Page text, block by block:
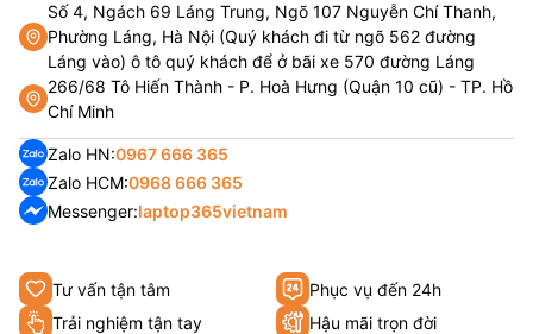
Tư vấn tận tâm
Phục vụ đến 24h
Trải nghiệm tận tay
Hậu mãi trọn đời
Số 4, Ngách 69 Láng Trung, Ngõ 107 Nguyễn Chí Thanh,
Phường Láng, Hà Nội (Quý khách đi từ ngõ 562 đường
Láng vào) ô tô quý khách để ở bãi xe 570 đường Láng
266/68 Tô Hiến Thành - P. Hoà Hưng (Quận 10 cũ) - TP. Hồ
Chí Minh
Zalo HN:0967 666 365
Zalo HCM:0968 666 365
Messenger:laptop365vietnam